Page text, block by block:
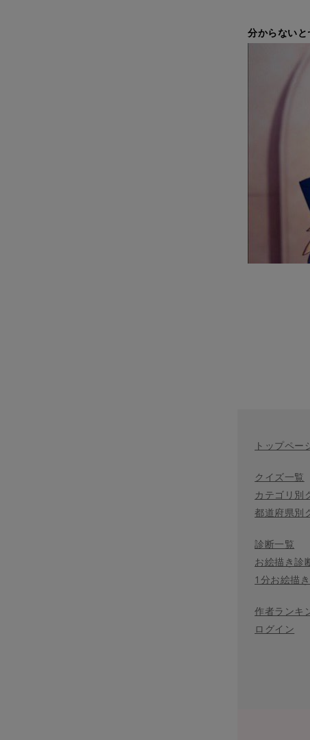
分からない
トップペー
クイズ一覧
カテゴリ別
都道府県別
診断一覧
お絵描き診
1分お絵描
作者ランキ
ログイン